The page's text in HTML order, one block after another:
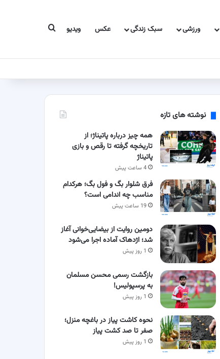
ورزشی سبک زندگی عکس ویدیو جستجو برای
نوشته های تازه
همه چیز درباره پاتیناژ؛ از
تاریخچه گرفته تا رقص و بازی
پاتیناژ
4 ساعت پیش
فرق شلوار بگ و فول بگ؛ هرکدام
مناسب چه اندامی است؟
19 ساعت پیش
دومین روایت از بیضایی‌خوانی آغاز
شد؛ اژدهاک آماده اجرا می‌شود
1 روز پیش
بازگشت رسمی محسن مسلمان
به پرسپولیس!
1 روز پیش
نحوه کاشت پیاز در باغچه منزل؛
صفر تا صد کشت پیاز
1 روز پیش